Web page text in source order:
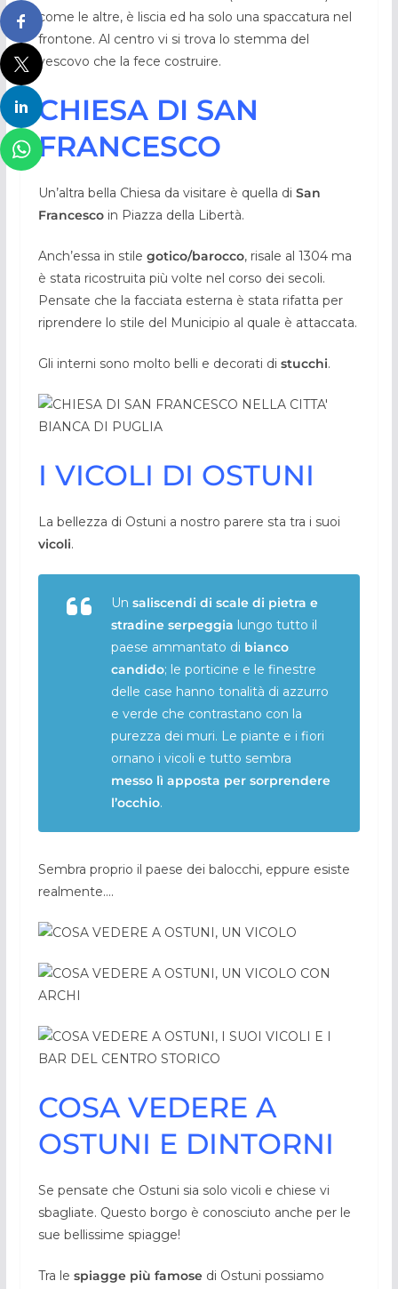
come le altre, è liscia ed ha solo una spaccatura nel
frontone. Al centro vi si trova lo stemma del
vescovo che la fece costruire.
CHIESA DI SAN
FRANCESCO
Un’altra bella Chiesa da visitare è quella di San
Francescoin Piazza della Libertà.
Anch’essa in stile gotico/barocco, risale al 1304 ma
è stata ricostruita più volte nel corso dei secoli.
Pensate che la facciata esterna è stata rifatta per
riprendere lo stile del Municipio al quale è attaccata.
Gli interni sono molto belli e decorati di stucchi.
I VICOLI DI OSTUNI
La bellezza di Ostuni a nostro parere sta tra i suoi
vicoli.
Un saliscendi di scale di pietra e
stradine serpeggia lungo tutto il
paese ammantato di bianco
candido; le porticine e le finestre
delle case hanno tonalità di azzurro
e verde che contrastano con la
purezza dei muri. Le piante e i fiori
ornano i vicoli e tutto sembra
messo lì apposta per sorprendere
l’occhio.
Sembra proprio il paese dei balocchi, eppure esiste
realmente….
COSA VEDERE A
OSTUNI E DINTORNI
Se pensate che Ostuni sia solo vicoli e chiese vi
sbagliate. Questo borgo è conosciuto anche per le
sue bellissime spiagge!
Tra le spiagge più famosedi Ostuni possiamo